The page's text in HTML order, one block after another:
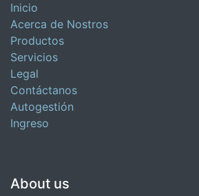
Inicio
Acerca de Nostros
Productos
Servicios
Legal
Contáctanos
Autogestión
Ingreso
About us